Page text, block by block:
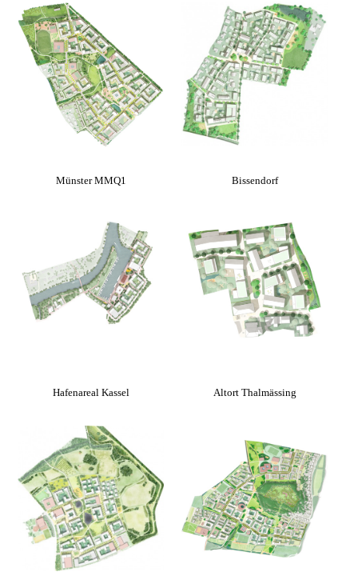
Münster MMQ1 Bissendorf
Hafenareal Kassel Altort Thalmässing